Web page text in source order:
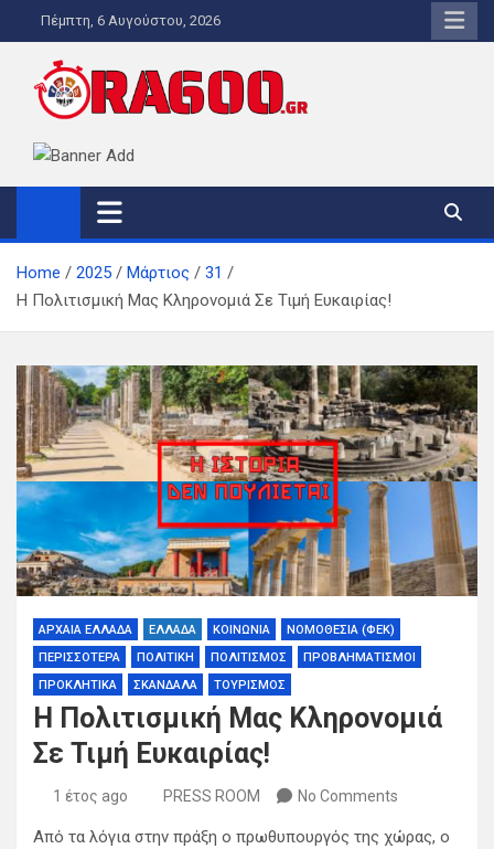
to
content
Πέμπτη, 6 Αυγούστου, 2026
ORA600.GR
Η ΑΛΗΘΙΝΗ ΩΡΑ ΕΝΗΜΕΡΩΣΗΣ
Home 2025 Μάρτιος
31
Η Πολιτισμική Μας Κληρονομιά Σε Τιμή Ευκαιρίας!
ΑΡΧΑΙΑ ΕΛΛΑΔΑ ΕΛΛΑΔΑ ΚΟΙΝΩΝΙΑ
ΝΟΜΟΘΕΣΙΑ (ΦΕΚ)
ΠΕΡΙΣΣΟΤΕΡΑ
ΠΟΛΙΤΙΚΗ ΠΟΛΙΤΙΣΜΟΣ
ΠΡΟΒΛΗΜΑΤΙΣΜΟΙ
ΠΡΟΚΛΗΤΙΚΑ
ΣΚΑΝΔΑΛΑ ΤΟΥΡΙΣΜΟΣ
Η Πολιτισμική Μας Κληρονομιά
Σε Τιμή Ευκαιρίας!
1 έτος ago PRESS ROOM No Comments
Από τα λόγια στην πράξη ο πρωθυπουργός της χώρας, ο